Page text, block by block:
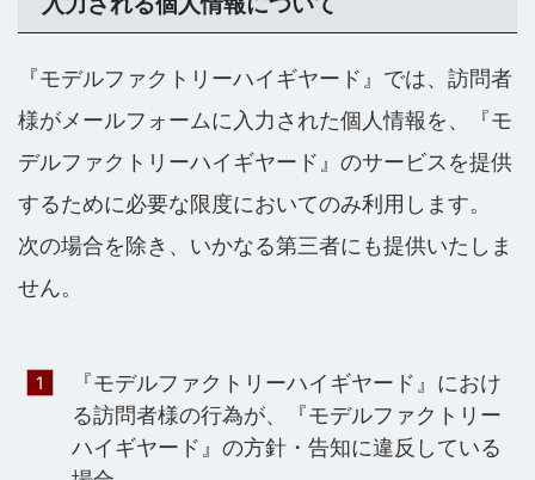
『モデルファクトリーハイギヤード』では、訪問者
様がメールフォームに入力された個人情報を、『モ
デルファクトリーハイギヤード』のサービスを提供
するために必要な限度においてのみ利用します。
次の場合を除き、いかなる第三者にも提供いたしま
せん。
『モデルファクトリーハイギヤード』におけ
る訪問者様の行為が、『モデルファクトリー
ハイギヤード』の方針・告知に違反している